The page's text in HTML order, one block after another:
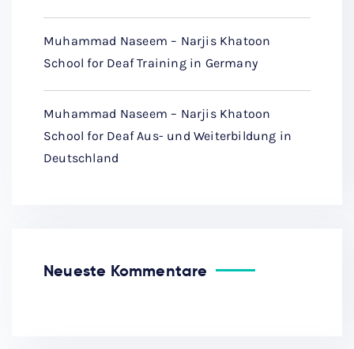
Muhammad Naseem – Narjis Khatoon
School for Deaf Training in Germany
Muhammad Naseem – Narjis Khatoon
School for Deaf Aus- und Weiterbildung in
Deutschland
Neueste Kommentare